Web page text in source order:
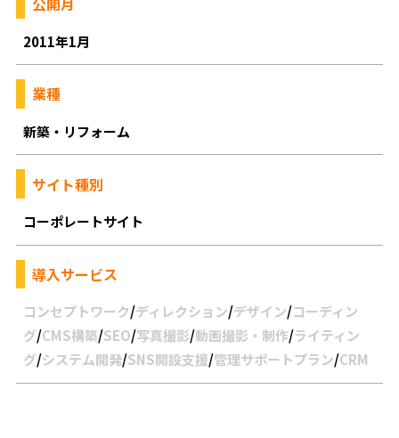
2011年1月
業種
新築・リフォーム
サイト種別
コーポレートサイト
導入サービス
コンセプトワーク/ディレクション/デザイン/コーディン
グ/CMS構築/SEO/写真撮影/動画撮影・制作/ライティン
グ/システム開発/SNS開設支援/管理サポートプラン/CRM